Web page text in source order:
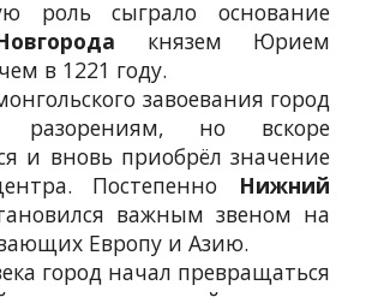
роль сыграло основание
князем Юрием
в 1221 году.
завоевания город
разорениям, но вскоре
и вновь приобрёл значение
Постепенно Нижний
важным звеном на
Европу и Азию.
город начал превращаться